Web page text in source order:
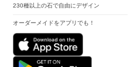
230種以上の石で自由にデザイン
オーダーメイドをアプリでも！